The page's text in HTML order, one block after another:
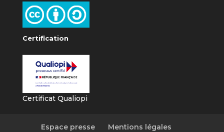
Certification
Certificat Qualiopi
Espace presse Mentions légales